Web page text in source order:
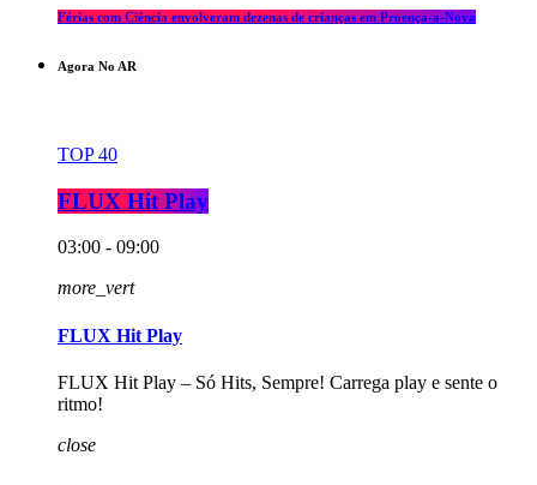
Férias com Ciência envolveram dezenas de crianças em Proença-a-Nova
Agora No AR
TOP 40
FLUX Hit Play
03:00 - 09:00
more_vert
FLUX Hit Play
FLUX Hit Play – Só Hits, Sempre! Carrega play e sente o
ritmo!
close